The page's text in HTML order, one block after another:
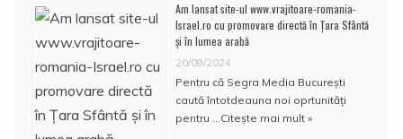
Am lansat site-ul www.vrajitoare-romania-
Israel.ro cu promovare directă în Țara Sfântă
și în lumea arabă
20/09/2024
Pentru că Segra Media București
caută întotdeauna noi oprtunități
pentru …Citește mai mult »